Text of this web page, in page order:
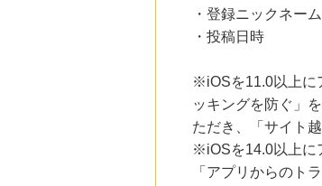
・登録ニックネーム
・投稿日時
※iOSを11.0以上に
ッキングを防ぐ」
ただき、「サイト
※iOSを14.0以上に
「アプリからのト